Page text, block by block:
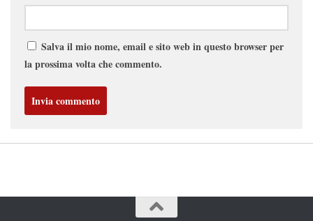
Salva il mio nome, email e sito web in questo browser per
la prossima volta che commento.